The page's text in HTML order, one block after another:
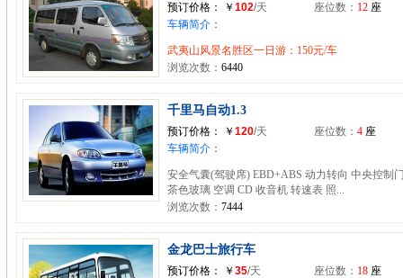
预订价格： ￥ 102/天 座位数： 12 座
车辆简介：
武夷山风景名胜区一日游：150元/车
浏览次数： 6440
千里马自动1.3
预订价格： ￥ 120/天 座位数： 4 座
车辆简介：
安全气囊(驾驶席) EBD+ABS 动力转向 中央控制
茶色玻璃 空调 CD 收音机 转速表 照...
浏览次数： 7444
金龙巴士旅行车
预订价格： ￥ 35/天 座位数： 18 座